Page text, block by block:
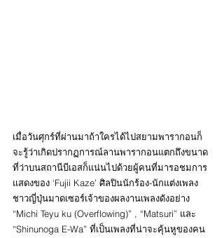
เมื่อวันศุกร์ที่ผ่านมาถ้าใครได้ไปสยามพารากอนก็
จะรู้ว่าเกิดปรากฏการณ์ลานพารากอนแตกถึงขนาด
ที่ว่าบนสถานีบีเอสก็แน่นไปด้วยผู้คนที่มารอชมการ
แสดงของ ‘Fujii Kaze’ ศิลปินนักร้อง-นักแต่งเพลง
ชาวญี่ปุ่นมาดเซอร์เจ้าของผลงานเพลงดังอย่าง
“Michi Teyu ku (Overflowing)” , “Matsuri” และ
“Shinunoga E-Wa” ที่เป็นเพลงที่น่าจะคุ้นหูของคน